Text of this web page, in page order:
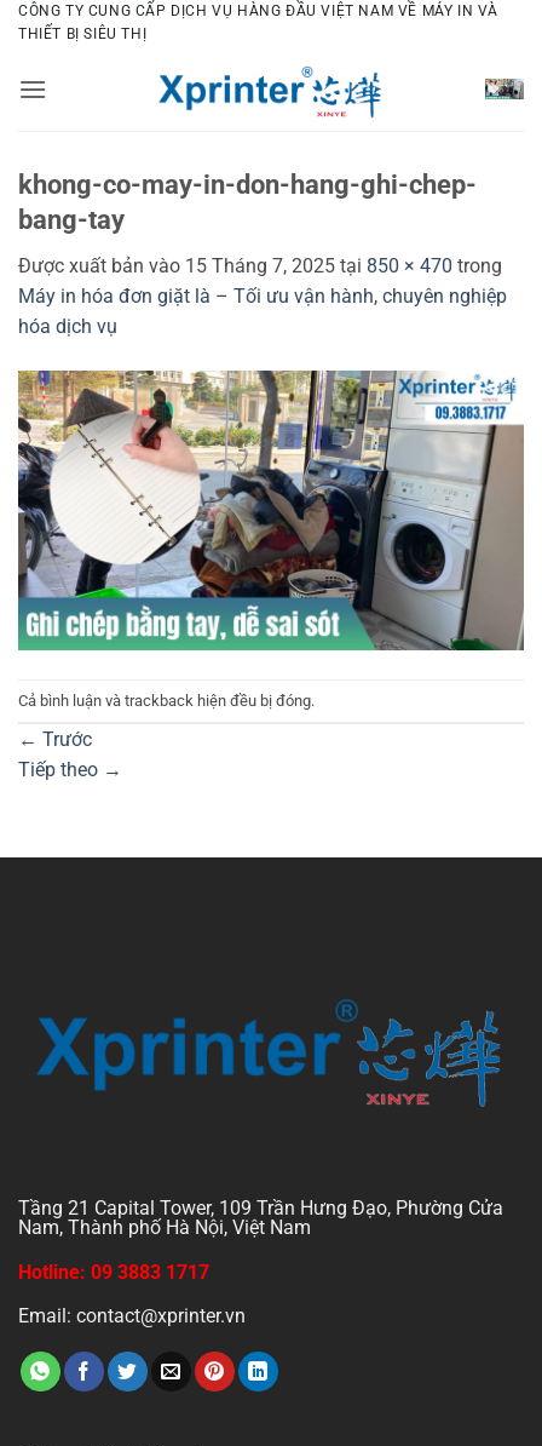
Bỏ
qua
dung
CÔNG TY CUNG CẤP DỊCH VỤ HÀNG ĐẦU VIỆT NAM VỀ MÁY IN VÀ
THIẾT BỊ SIÊU THỊ
khong-co-may-in-don-hang-ghi-chep-
bang-tay
Được xuất bản vào 15 Tháng 7, 2025 tại 850 × 470 trong
Máy in hóa đơn giặt là – Tối ưu vận hành, chuyên nghiệp
hóa dịch vụ
Cả bình luận và trackback hiện đều bị đóng.
← Trước
Tiếp theo →
Tầng 21 Capital Tower, 109 Trần Hưng Đạo, Phường Cửa
Nam, Thành phố Hà Nội, Việt Nam
Hotline: 09 3883 1717
Email: contact@xprinter.vn